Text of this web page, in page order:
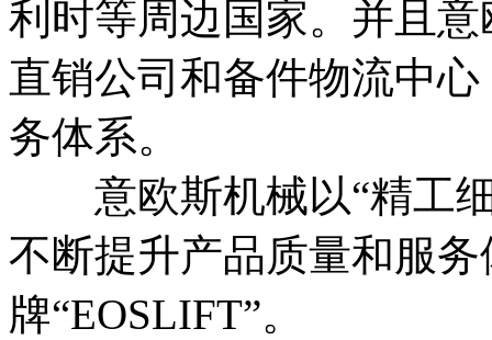
利时等周边国家。并且
直销公司和备件物流中
务体系。
意欧斯机械以“精工细
不断提升产品质量和服
牌“EOSLIFT”。